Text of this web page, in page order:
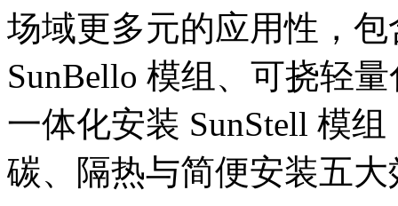
场域更多元的应用性，
SunBello 模组、可挠轻
一体化安装 SunStell 模
碳、隔热与简便安装五大